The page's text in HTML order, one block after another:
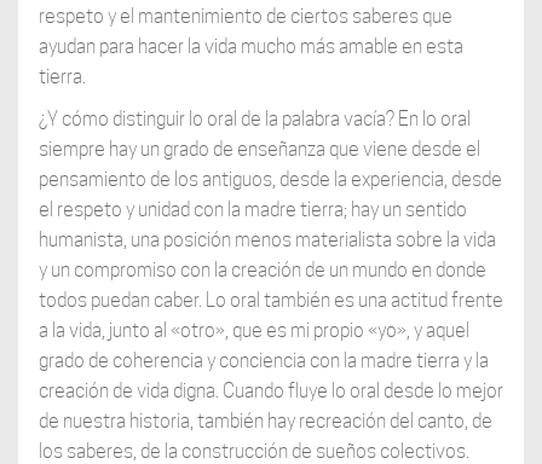
respeto y el mantenimiento de ciertos saberes que
ayudan para hacer la vida mucho más amable en esta
tierra.
¿Y cómo distinguir lo oral de la palabra vacía? En lo oral
siempre hay un grado de enseñanza que viene desde el
pensamiento de los antiguos, desde la experiencia, desde
el respeto y unidad con la madre tierra; hay un sentido
humanista, una posición menos materialista sobre la vida
y un compromiso con la creación de un mundo en donde
todos puedan caber. Lo oral también es una actitud frente
a la vida, junto al «otro», que es mi propio «yo», y aquel
grado de coherencia y conciencia con la madre tierra y la
creación de vida digna. Cuando fluye lo oral desde lo mejor
de nuestra historia, también hay recreación del canto, de
los saberes, de la construcción de sueños colectivos.